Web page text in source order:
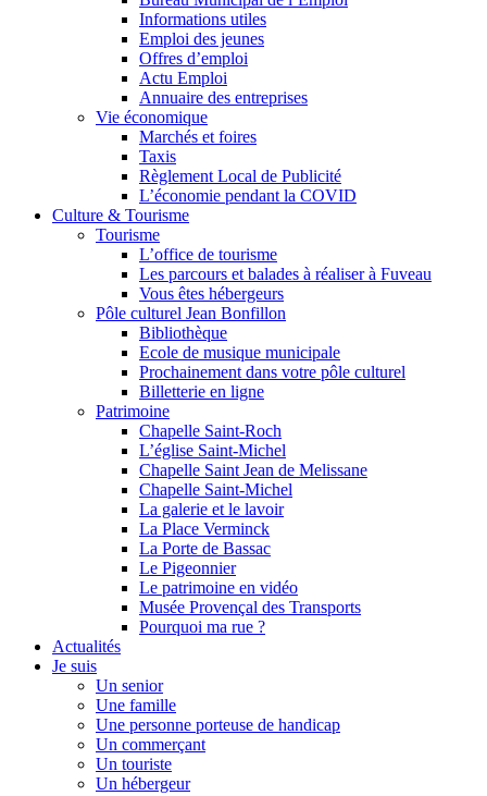
Informations utiles
Emploi des jeunes
Offres d’emploi
Actu Emploi
Annuaire des entreprises
Vie économique
Marchés et foires
Taxis
Règlement Local de Publicité
L’économie pendant la COVID
Culture & Tourisme
Tourisme
L’office de tourisme
Les parcours et balades à réaliser à Fuveau
Vous êtes hébergeurs
Pôle culturel Jean Bonfillon
Bibliothèque
Ecole de musique municipale
Prochainement dans votre pôle culturel
Billetterie en ligne
Patrimoine
Chapelle Saint-Roch
L’église Saint-Michel
Chapelle Saint Jean de Melissane
Chapelle Saint-Michel
La galerie et le lavoir
La Place Verminck
La Porte de Bassac
Le Pigeonnier
Le patrimoine en vidéo
Musée Provençal des Transports
Pourquoi ma rue ?
Actualités
Je suis
Un senior
Une famille
Une personne porteuse de handicap
Un commerçant
Un touriste
Un hébergeur